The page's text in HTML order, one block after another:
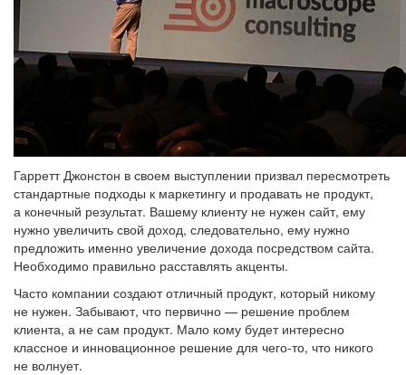
Гарретт Джонстон в своем выступлении призвал пересмотреть
стандартные подходы к маркетингу и продавать не продукт,
а конечный результат. Вашему клиенту не нужен сайт, ему
нужно увеличить свой доход, следовательно, ему нужно
предложить именно увеличение дохода посредством сайта.
Необходимо правильно расставлять акценты.
Часто компании создают отличный продукт, который никому
не нужен. Забывают, что первично — решение проблем
клиента, а не сам продукт. Мало кому будет интересно
классное и инновационное решение для чего-то, что никого
не волнует.